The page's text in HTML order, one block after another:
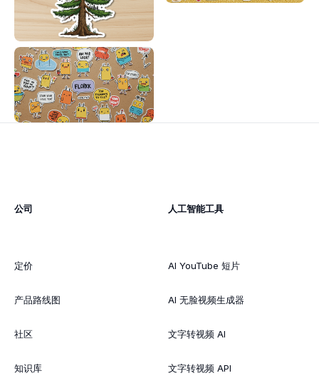
公司
定价
产品路线图
社区
知识库
人工智能工具
AI YouTube 短片
AI 无脸视频生成器
文字转视频 AI
文字转视频 API